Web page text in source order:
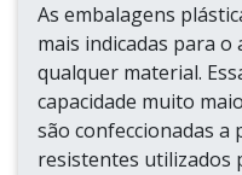
As embalagens
mais indicadas para
qualquer material.
capacidade muito
são confeccionadas
resistentes utilizados